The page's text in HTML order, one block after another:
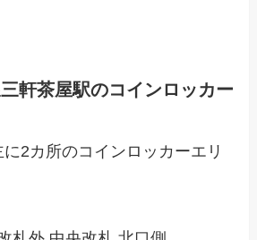
軒茶屋駅のコインロッカー
2カ所のコインロッカーエリ